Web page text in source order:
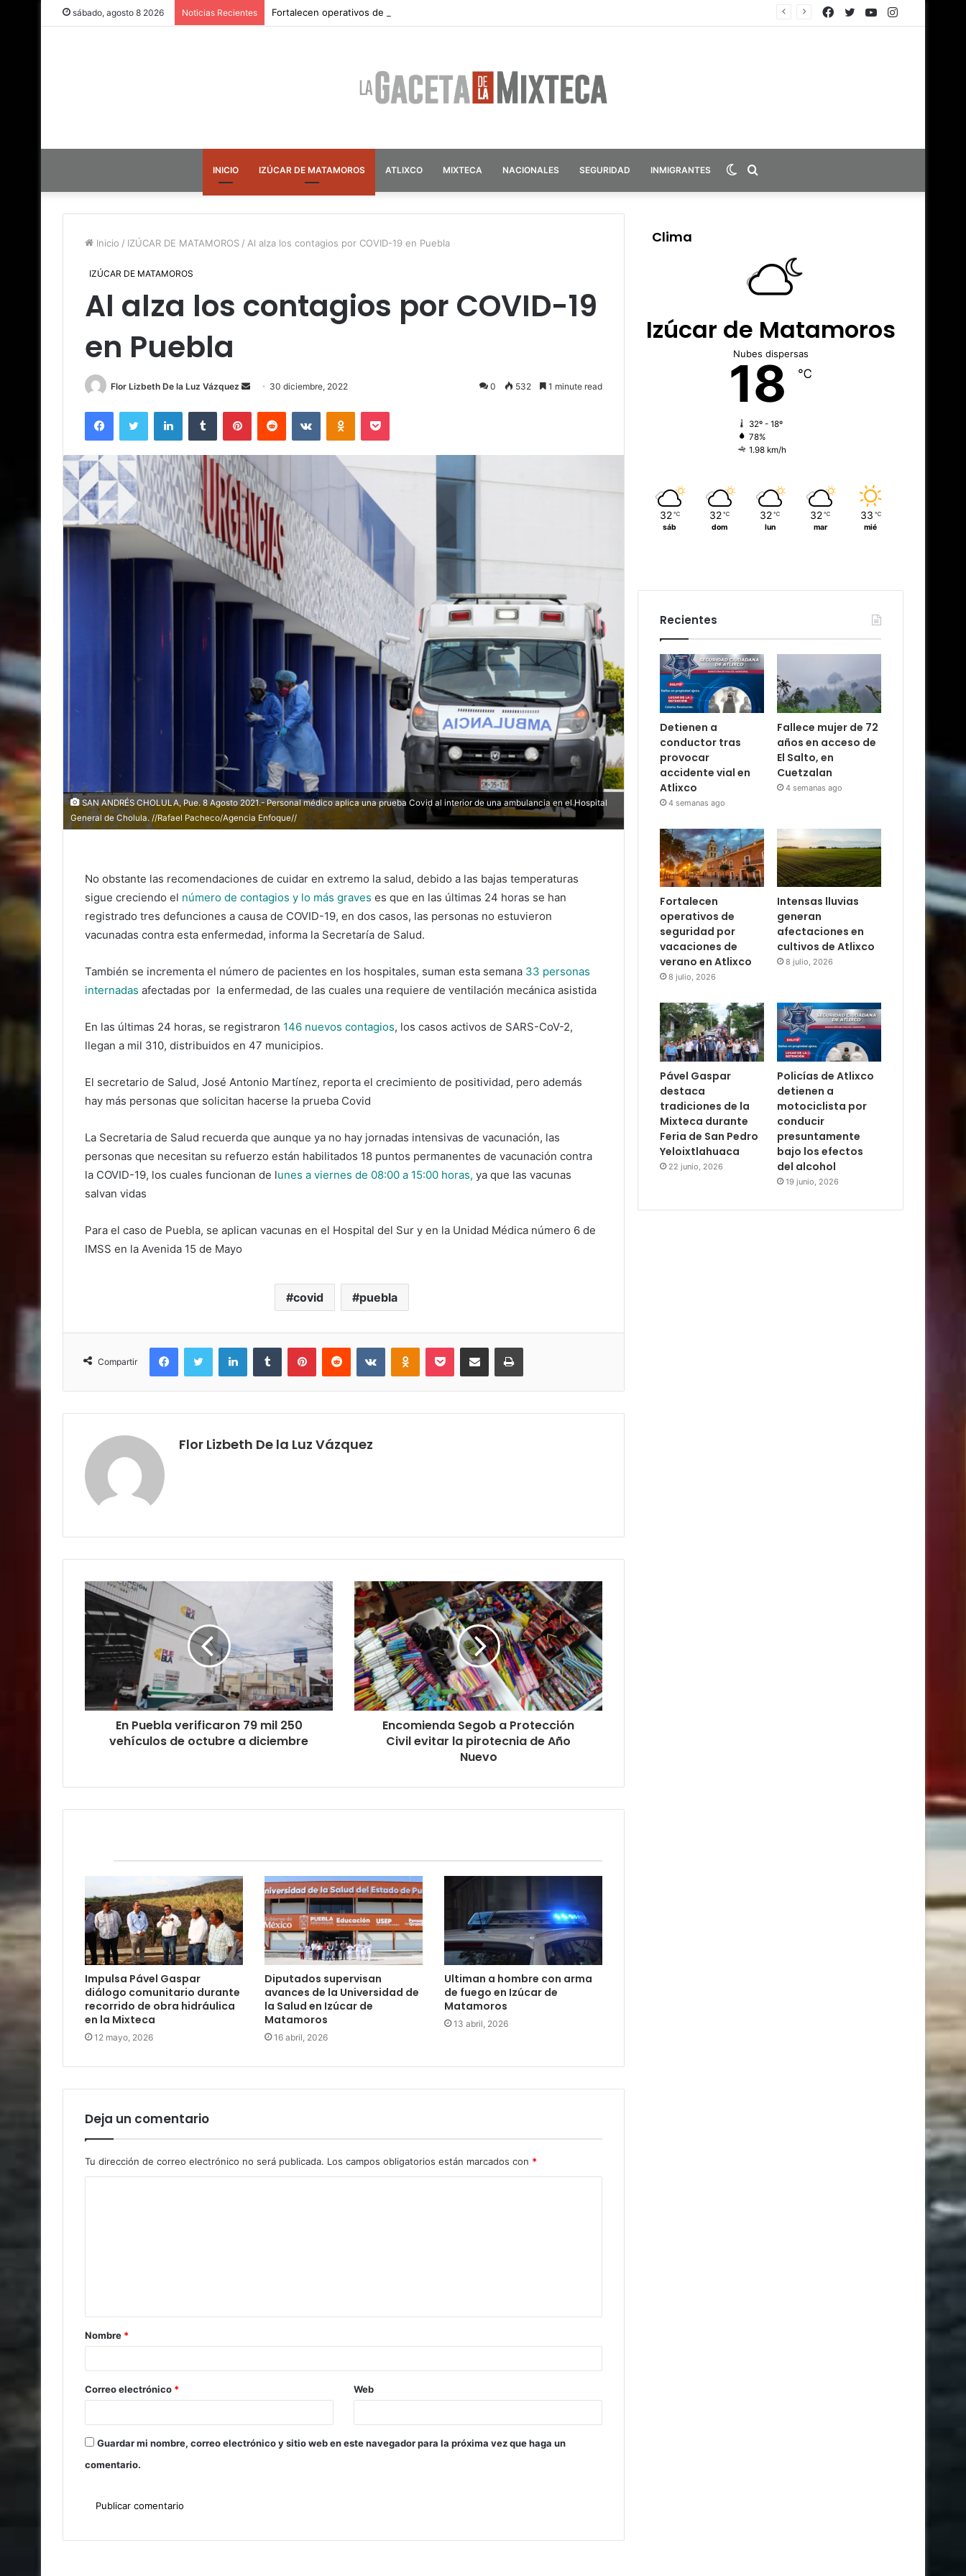
sábado, agosto 8 2026 Noticias Recientes Fortalecen operativos de seguridad por vacaciones de verano en Atlixco Instagram
YouTube
Twitter
Facebook
INICIO IZÚCAR DE MATAMOROS ATLIXCO MIXTECA NACIONALES SEGURIDAD INMIGRANTES Switch
Inicio / IZÚCAR DE MATAMOROS / Al alza los contagios por COVID-19 en Puebla
IZÚCAR DE MATAMOROS
Al alza los contagios por COVID-19
en Puebla
Flor Lizbeth De la Luz Vázquez
Send
email
30 diciembre, 2022 0 532 1 minute read
FacebookTwitter LinkedInTumblr PinterestReddit VKontakteOdnoklassniki
Pocket
SAN ANDRÉS CHOLULA, Pue. 8 Agosto 2021.- Personal médico aplica una prueba Covid al interior de una ambulancia en el Hospital
General de Cholula. //Rafael Pacheco/Agencia Enfoque//
No obstante las recomendaciones de cuidar en extremo la salud, debido a las bajas temperaturas
sigue creciendo el número de contagios y lo más graves es que en las últimas 24 horas se han
registrado tres defunciones a causa de COVID-19, en dos casos, las personas no estuvieron
vacunadas contra esta enfermedad, informa la Secretaría de Salud.
También se incrementa el número de pacientes en los hospitales, suman esta semana 33 personas
internadas afectadas por la enfermedad, de las cuales una requiere de ventilación mecánica asistida
En las últimas 24 horas, se registraron 146 nuevos contagios, los casos activos de SARS-CoV-2,
llegan a mil 310, distribuidos en 47 municipios.
El secretario de Salud, José Antonio Martínez, reporta el crecimiento de positividad, pero además
hay más personas que solicitan hacerse la prueba Covid
La Secretaria de Salud recuerda que aunque ya no hay jornadas intensivas de vacunación, las
personas que necesitan su refuerzo están habilitados 18 puntos permanentes de vacunación contra
la COVID-19, los cuales funcionan de lunes a viernes de 08:00 a 15:00 horas, ya que las vacunas
salvan vidas
Para el caso de Puebla, se aplican vacunas en el Hospital del Sur y en la Unidad Médica número 6 de
IMSS en la Avenida 15 de Mayo
covid puebla
Compartir
FacebookTwitter LinkedInTumblr PinterestReddit VKontakteOdnoklassniki
Pocket Share via Email Print
Flor Lizbeth De la Luz Vázquez
En Puebla verificaron 79 mil 250
vehículos de octubre a diciembre
Encomienda Segob a Protección
Civil evitar la pirotecnia de Año
Nuevo
Impulsa Pável Gaspar
diálogo comunitario durante
recorrido de obra hidráulica
en la Mixteca
12 mayo, 2026
Diputados supervisan
avances de la Universidad de
la Salud en Izúcar de
Matamoros
16 abril, 2026
Ultiman a hombre con arma
de fuego en Izúcar de
Matamoros
13 abril, 2026
Deja un comentario
Tu dirección de correo electrónico no será publicada. Los campos obligatorios están marcados con *
Nombre *
Correo electrónico * Web
Guardar mi nombre, correo electrónico y sitio web en este navegador para la próxima vez que haga un
comentario.
Clima
Izúcar de Matamoros
Nubes dispersas
18 ℃
32º - 18º
78%
1.98 km/h
32 ℃
sáb
32 ℃
dom
32 ℃
lun
32 ℃
mar
33 ℃
mié
Recientes
Detienen a
conductor tras
provocar
accidente vial en
Atlixco
4 semanas ago
Fallece mujer de 72
años en acceso de
El Salto, en
Cuetzalan
4 semanas ago
Fortalecen
operativos de
seguridad por
vacaciones de
verano en Atlixco
8 julio, 2026
Intensas lluvias
generan
afectaciones en
cultivos de Atlixco
8 julio, 2026
Pável Gaspar
destaca
tradiciones de la
Mixteca durante
Feria de San Pedro
Yeloixtlahuaca
22 junio, 2026
Policías de Atlixco
detienen a
motociclista por
conducir
presuntamente
bajo los efectos
del alcohol
19 junio, 2026